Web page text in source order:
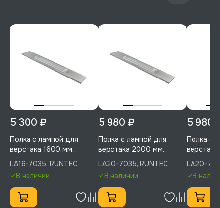
5 300 ₽
Полка с лампой для
верстака 1600 мм
(светло-серый), RUNTEC,
LA16-7035
LA16-7035, RUNTEC
В наличии
5 980 ₽
Полка с лампой для
верстака 2000 мм
(светло-серый), RUNTEC,
LA20-7035
LA20-7035, RUNTEC
В наличии
5 980
Полка с
LA20-
В